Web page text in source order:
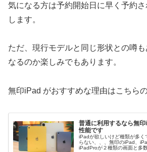
気になる方は予約開始日に早く予約
します。
ただ、現行モデルと同じ形状との噂
なるのか楽しみでもあります。
無印iPad がおすすめな理由はこちら
普通に利用するなら無
性能です
iPadが欲しいけど種類が多
らない、、、無印のiPad、
iPadProが２種類の画面と多